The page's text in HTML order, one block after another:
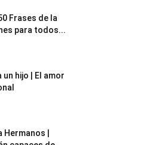
Frases de la
para todos...
un hijo | El amor
Hermanos |